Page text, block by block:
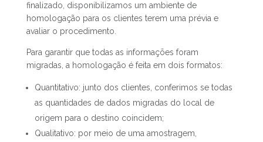
finalizado, disponibilizamos um ambiente de
homologação para os clientes terem uma prévia e
avaliar o procedimento.
Para garantir que todas as informações foram
migradas, a homologação é feita em dois formatos:
Quantitativo: junto dos clientes, conferimos se todas
as quantidades de dados migradas do local de
origem para o destino coincidem;
Qualitativo: por meio de uma amostragem,